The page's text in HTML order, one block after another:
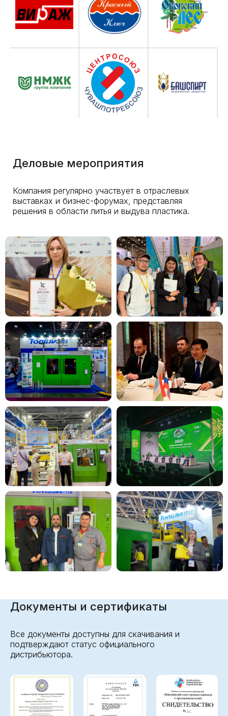
Деловые мероприятия
Компания регулярно участвует в отраслевых
выставках и бизнес-форумах, представляя
решения в области литья и выдува пластика.
Документы и сертификаты
Все документы доступны для скачивания и
подтверждают статус официального
дистрибьютора.